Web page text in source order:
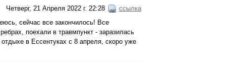
Четверг, 21 Апреля 2022 г. 22:28 ссылка
сейчас все закончилось! Все
поехали в травмпункт - заразилась
в Ессентуках с 8 апреля, скоро уже